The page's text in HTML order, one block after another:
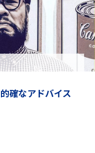
的確なアドバイス